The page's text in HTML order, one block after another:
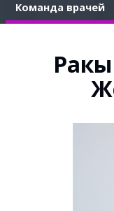
Команда врачей